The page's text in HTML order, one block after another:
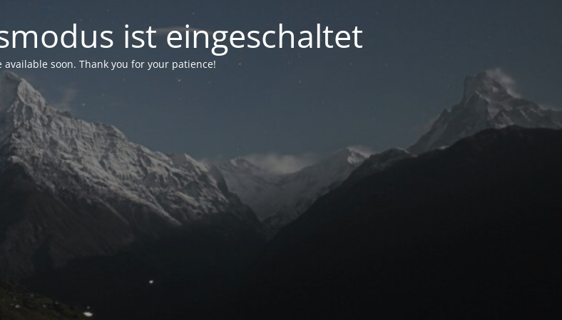
ist eingeschaltet
available soon. Thank you for your patience!